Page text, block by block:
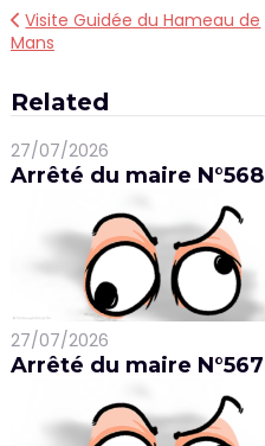
Navigation
de
l’article
Visite Guidée du Hameau de
Mans
Related
27/07/2026
Arrêté du maire N°568
27/07/2026
Arrêté du maire N°567